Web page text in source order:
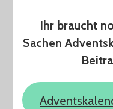
Ihr braucht
Sachen